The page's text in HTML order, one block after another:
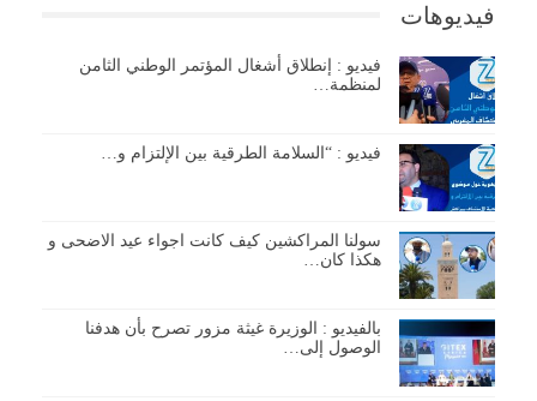
فيديوهات
فيديو : إنطلاق أشغال المؤتمر الوطني الثامن
لمنظمة…
فيديو : “السلامة الطرقية بين الإلتزام و…
سولنا المراكشين كيف كانت اجواء عيد الاضحى و
هكذا كان…
بالفيديو : الوزيرة غيثة مزور تصرح بأن هدفنا
الوصول إلى…